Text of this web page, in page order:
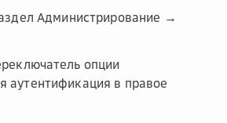
Администрирование →
опции
аутентификация в правое